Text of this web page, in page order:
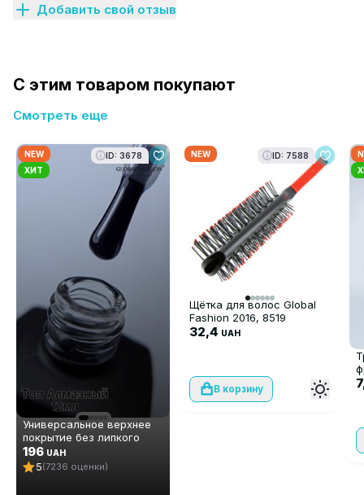
Добавить свой отзыв
С этим товаром покупают
Смотреть еще
NEW
ХИТ
ID: 3678
Универсальное верхнее
покрытие без липкого
слоя (топ/финиш) Global
Fashion TOP-Алмазный, 12
мл
196 UAH
5(7236 оценки)
NEW ID: 7588
Щётка для волос Global
Fashion 2016, 8519
32,4 UAH
В корзину